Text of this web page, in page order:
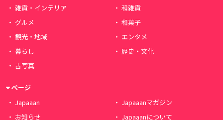
雑貨・インテリア
和雑貨
グルメ
和菓子
観光・地域
エンタメ
暮らし
歴史・文化
古写真
ページ
Japaaan
Japaaanマガジン
お知らせ
Japaaanについて